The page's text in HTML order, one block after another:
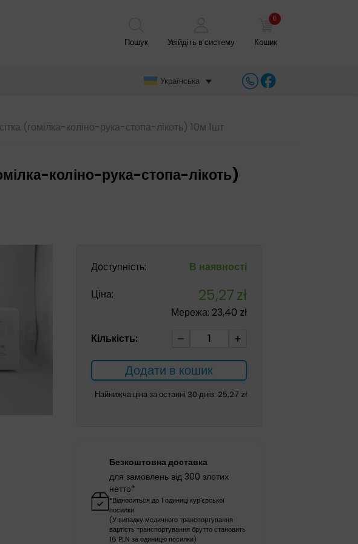
Пошук Увійдіть в систему
0
Кошик
Українська
(гомілка-коліно-рука-стопа-лікоть) 10м 1шт
коліно-рука-стопа-лікоть)
Доступність:
В наявності
Ціна:
25,27zł
Мережа:23,40 zł
Кількість:
перев'язувальна
сітка
(гомілка-
10м
1шт
кількість
Додати в кошик
Найнижча ціна за останні 30 днів: 25,27 zł
Безкоштовна доставка
для замовлень від 300 злотих
нетто*
*Відноситься до 1 одиниці кур'єрської
посилки
(У випадку медичного транспортування
вартість транспортування брутто становить
16 PLN за одиницю посилки)